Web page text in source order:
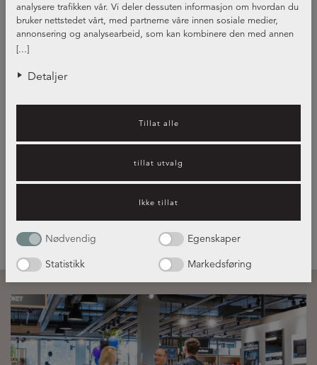
[...]
analysere trafikken vår. Vi deler dessuten informasjon om hvordan du
bruker nettstedet vårt, med partnerne våre innen sosiale medier,
annonsering og analysearbeid, som kan kombinere den med annen
informasjon du har gjort tilgjengelig for dem, eller som de har samlet
Detaljer
Tillat alle
tillat utvalg
Ikke tillat
Nødvendig
Egenskaper
Statistikk
Markedsføring
Kjøkkeninspirasjon – hvilket
kjøkken passer best for deg?
Les mer her!